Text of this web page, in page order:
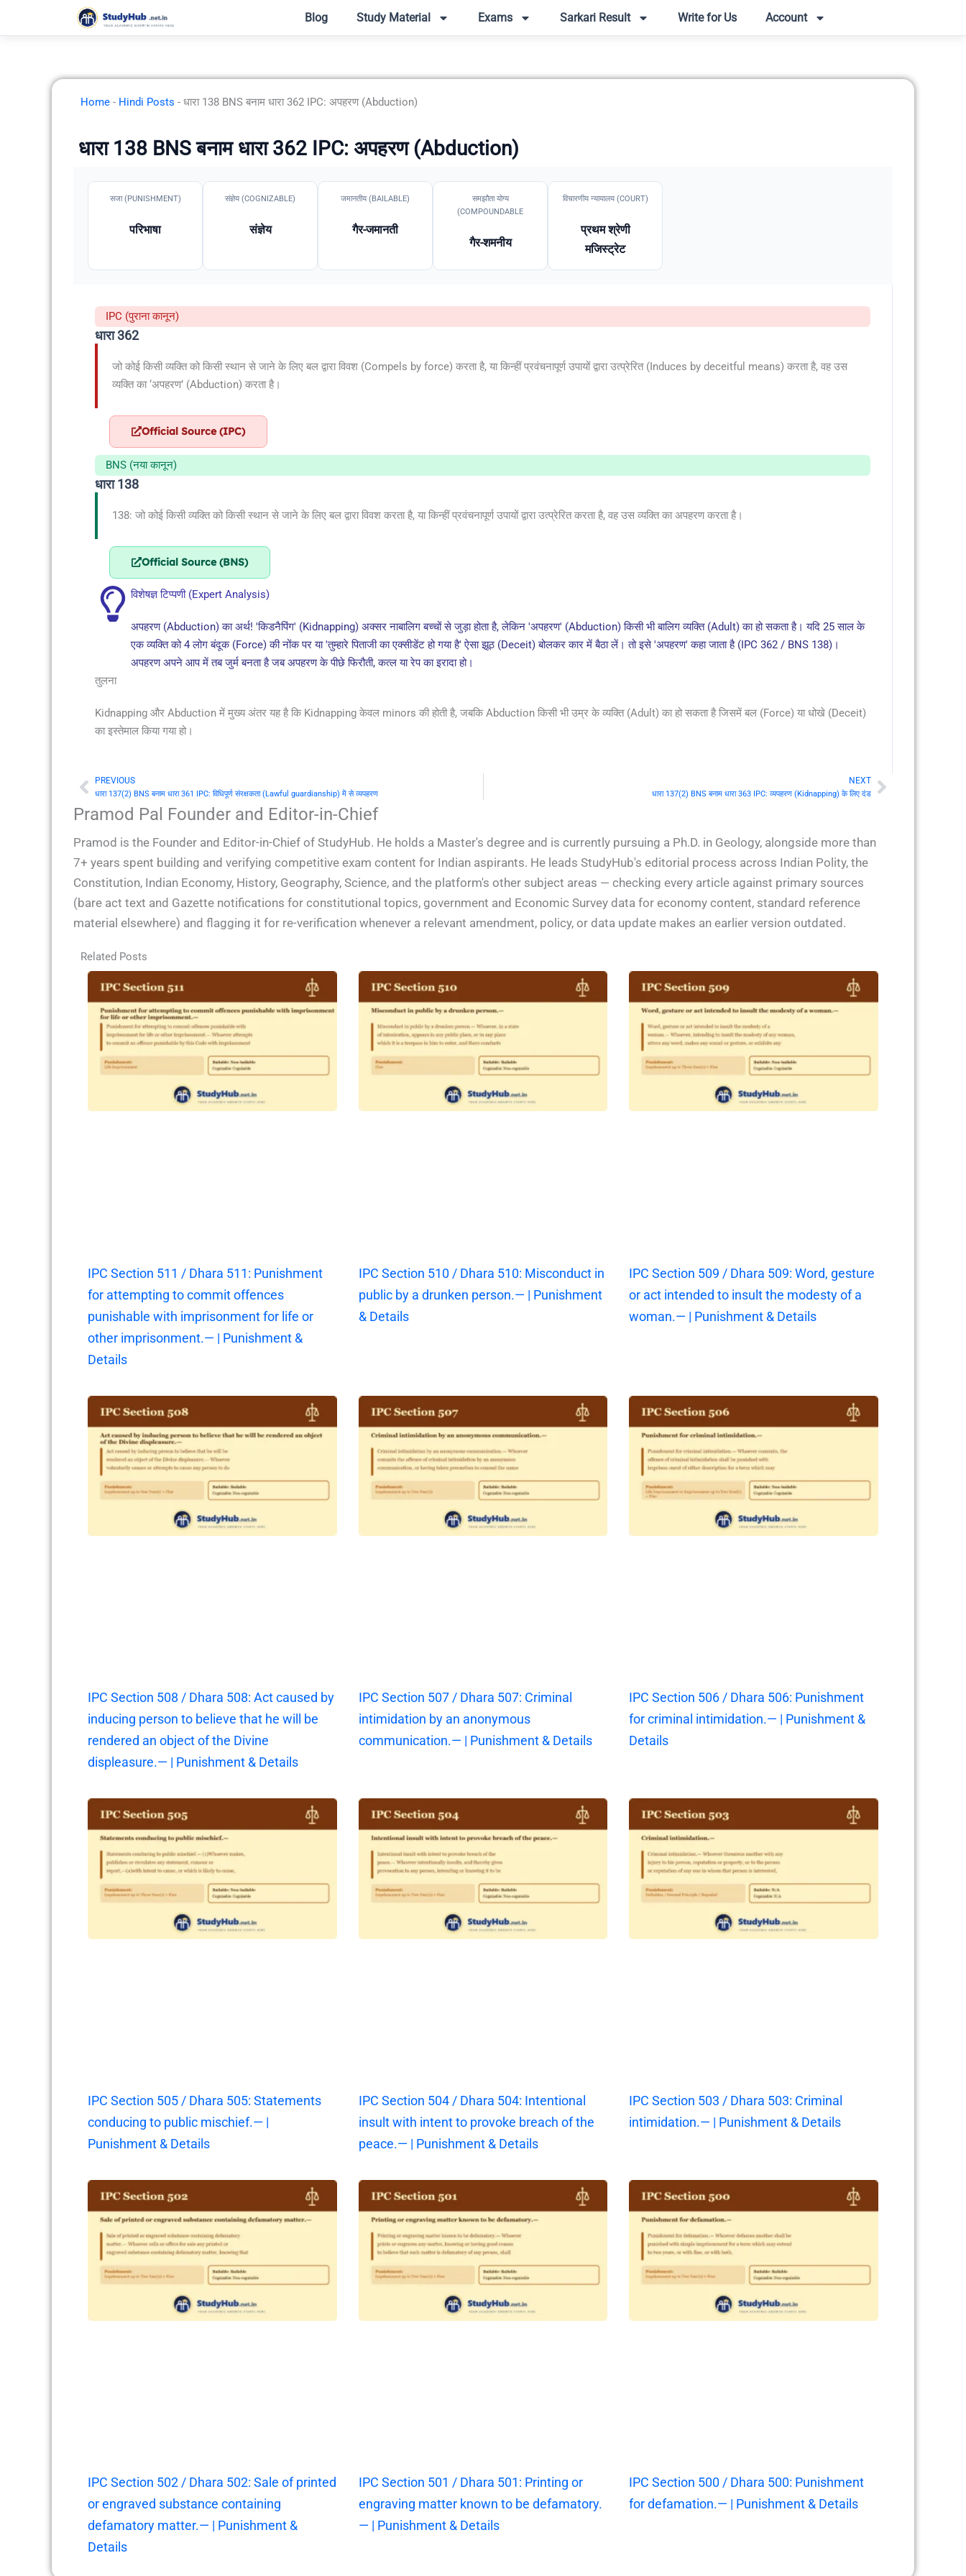
Blog Study Material Exams Sarkari Result Write for Us Account
Home - Hindi Posts - धारा 138 BNS बनाम धारा 362 IPC: अपहरण (Abduction)
धारा 138 BNS बनाम धारा 362 IPC: अपहरण (Abduction)
सजा (PUNISHMENT)
परिभाषा
संज्ञेय (COGNIZABLE)
संज्ञेय
जमानतीय (BAILABLE)
गैर-जमानती
समझौता योग्य
(COMPOUNDABLE
गैर-शमनीय
विचारणीय न्यायालय (COURT)
प्रथम श्रेणी
मजिस्ट्रेट
IPC (पुराना कानून)
धारा 362
जो कोई किसी व्यक्ति को किसी स्थान से जाने के लिए बल द्वारा विवश (Compels by force) करता है, या किन्हीं प्रवंचनापूर्ण उपायों द्वारा उत्प्रेरित (Induces by deceitful means) करता है, वह उस
व्यक्ति का ‘अपहरण’ (Abduction) करता है।
Official Source (IPC)
BNS (नया कानून)
धारा 138
138: जो कोई किसी व्यक्ति को किसी स्थान से जाने के लिए बल द्वारा विवश करता है, या किन्हीं प्रवंचनापूर्ण उपायों द्वारा उत्प्रेरित करता है, वह उस व्यक्ति का अपहरण करता है।
Official Source (BNS)
विशेषज्ञ टिप्पणी (Expert Analysis)
अपहरण (Abduction) का अर्थ! 'किडनैपिंग' (Kidnapping) अक्सर नाबालिग बच्चों से जुड़ा होता है, लेकिन 'अपहरण' (Abduction) किसी भी बालिग व्यक्ति (Adult) का हो सकता है। यदि 25 साल के
एक व्यक्ति को 4 लोग बंदूक (Force) की नोंक पर या 'तुम्हारे पिताजी का एक्सीडेंट हो गया है' ऐसा झूठ (Deceit) बोलकर कार में बैठा लें। तो इसे 'अपहरण' कहा जाता है (IPC 362 / BNS 138)।
अपहरण अपने आप में तब जुर्म बनता है जब अपहरण के पीछे फिरौती, कत्ल या रेप का इरादा हो।
तुलना
Kidnapping और Abduction में मुख्य अंतर यह है कि Kidnapping केवल minors की होती है, जबकि Abduction किसी भी उम्र के व्यक्ति (Adult) का हो सकता है जिसमें बल (Force) या धोखे (Deceit)
का इस्तेमाल किया गया हो।
PrevPREVIOUS
धारा 137(2) BNS बनाम धारा 361 IPC: विधिपूर्ण संरक्षकता (Lawful guardianship) में से व्यपहरण
NEXT
धारा 137(2) BNS बनाम धारा 363 IPC: व्यपहरण (Kidnapping) के लिए दंडNext
Pramod Pal Founder and Editor-in-Chief
Pramod is the Founder and Editor-in-Chief of StudyHub. He holds a Master's degree and is currently pursuing a Ph.D. in Geology, alongside more than
7+ years spent building and verifying competitive exam content for Indian aspirants. He leads StudyHub's editorial process across Indian Polity, the
Constitution, Indian Economy, History, Geography, Science, and the platform's other subject areas — checking every article against primary sources
(bare act text and Gazette notifications for constitutional topics, government and Economic Survey data for economy content, standard reference
material elsewhere) and flagging it for re-verification whenever a relevant amendment, policy, or data update makes an earlier version outdated.
Related Posts
IPC Section 511 / Dhara 511: Punishment
for attempting to commit offences
punishable with imprisonment for life or
other imprisonment.— | Punishment &
Details
IPC Section 510 / Dhara 510: Misconduct in
public by a drunken person.— | Punishment
& Details
IPC Section 509 / Dhara 509: Word, gesture
or act intended to insult the modesty of a
woman.— | Punishment & Details
IPC Section 508 / Dhara 508: Act caused by
inducing person to believe that he will be
rendered an object of the Divine
displeasure.— | Punishment & Details
IPC Section 507 / Dhara 507: Criminal
intimidation by an anonymous
communication.— | Punishment & Details
IPC Section 506 / Dhara 506: Punishment
for criminal intimidation.— | Punishment &
Details
IPC Section 505 / Dhara 505: Statements
conducing to public mischief.— |
Punishment & Details
IPC Section 504 / Dhara 504: Intentional
insult with intent to provoke breach of the
peace.— | Punishment & Details
IPC Section 503 / Dhara 503: Criminal
intimidation.— | Punishment & Details
IPC Section 502 / Dhara 502: Sale of printed
or engraved substance containing
defamatory matter.— | Punishment &
Details
IPC Section 501 / Dhara 501: Printing or
engraving matter known to be defamatory.
— | Punishment & Details
IPC Section 500 / Dhara 500: Punishment
for defamation.— | Punishment & Details